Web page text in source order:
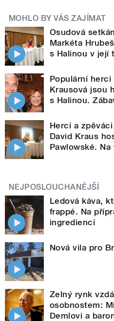
MOHLO BY VÁS ZAJÍMAT
Osudová
Markéta
s Halinou v její
Populární herci
Krausová jsou
s Halinou.
Herci a
David Kraus
Pawlowské.
NEJPOSLOUCHANĚJŠÍ
Ledová káva,
frappé. Na
ingrediencí
Nová vila pro
Zelný rynk
osobnostem:
Demlovi a